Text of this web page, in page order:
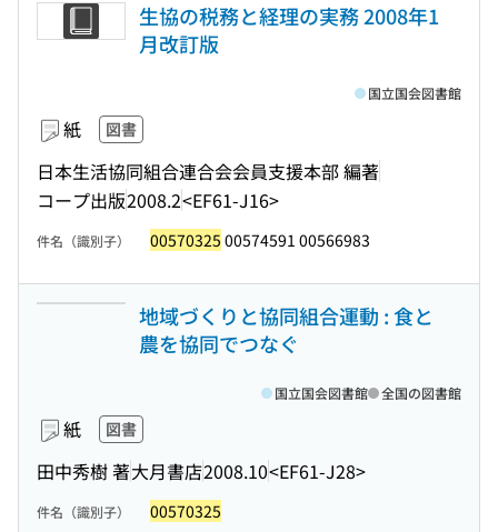
生協の税務と経理の実務 2008年1
月改訂版
紙 図書
日本生活協同組合連合会会員支援本部 編著
コープ出版2008.2<EF61-J16>
国立国会図書館
件名（識別子） 00570325 00574591 00566983
地域づくりと協同組合運動 : 食と
農を協同でつなぐ
紙 図書
田中秀樹 著大月書店2008.10<EF61-J28>
国立国会図書館 全国の図書館
件名（識別子） 00570325